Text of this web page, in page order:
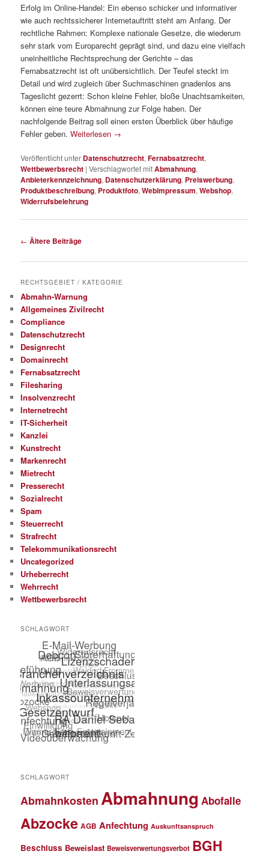
Erfolg im Online-Handel: Ein ebenso schicker und informativer
wie auch rechtssicherer Internetauftritt steht am Anfang. Der
rechtliche Rahmen: Komplexe nationale Gesetze, die wiederum
sehr stark vom Europarecht geprägt sind, und dazu eine vielfach
uneinheitliche Rechtsprechung der Gerichte – das
Fernabsatzrecht ist oft unübersichtlich. Der Teufel steckt im
Detail und wird zugleich über Suchmaschinen gnadenlos ans
Tageslicht gezerrt: Schon kleine Fehler, bloße Unachtsamkeiten,
können eine teure Abmahnung zur Folge haben. Der
nachfolgende Beitrag soll einen ersten Überblick über häufige
Fehler geben.Weiterlesen →
Veröffentlicht unter Datenschutzrecht,Fernabsatzrecht,
Wettbewerbsrecht |Verschlagwortet mitAbmahnung,
Anbieterkennzeichnung, Datenschutzerklärung, Preiswerbung,
Produktbeschreibung, Produktfoto,Webimpressum,Webshop,
Widerrufsbelehrung
Beitragsnavigation
← Ältere Beiträge
RECHTSGEBIET / KATEGORIE
Abmahn-Warnung
Allgemeines Zivilrecht
Compliance
Datenschutzrecht
Designrecht
Domainrecht
Fernabsatzrecht
Filesharing
Insolvenzrecht
Internetrecht
IT-Sicherheit
Kanzlei
Kunstrecht
Markenrecht
Mietrecht
Presserecht
Sozialrecht
Spam
Steuerrecht
Strafrecht
Telekommunikationsrecht
Uncategorized
Urheberrecht
Wehrrecht
Wettbewerbsrecht
SCHLAGWORT
SCHLAGWORT
Abmahnkosten Abmahnung Abofalle
Abzocke AGB Anfechtung Auskunftsanspruch
Beschluss Beweislast Beweisverwertungsverbot BGH